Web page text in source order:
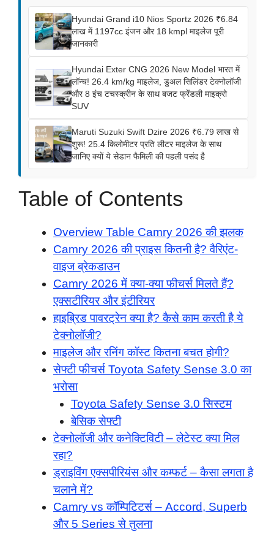
Hyundai Grand i10 Nios Sportz 2026 ₹6.84
लाख में 1197cc इंजन और 18 kmpl माइलेज पूरी
जानकारी
Hyundai Exter CNG 2026 New Model भारत में
लॉन्च! 26.4 km/kg माइलेज, डुअल सिलिंडर टेक्नोलॉजी
और 8 इंच टचस्क्रीन के साथ बजट फ्रेंडली माइक्रो
SUV
Maruti Suzuki Swift Dzire 2026 ₹6.79 लाख से
शुरू! 25.4 किलोमीटर प्रति लीटर माइलेज के साथ
जानिए क्यों ये सेडान फैमिली की पहली पसंद है
Table of Contents
Overview Table Camry 2026 की झलक
Camry 2026 की प्राइस कितनी है? वैरिएंट-
वाइज ब्रेकडाउन
Camry 2026 में क्या-क्या फीचर्स मिलते हैं?
एक्सटीरियर और इंटीरियर
हाइब्रिड पावरट्रेन क्या है? कैसे काम करती है ये
टेक्नोलॉजी?
माइलेज और रनिंग कॉस्ट कितना बचत होगी?
सेफ्टी फीचर्स Toyota Safety Sense 3.0 का
भरोसा
Toyota Safety Sense 3.0 सिस्टम
बेसिक सेफ्टी
टेक्नोलॉजी और कनेक्टिविटी – लेटेस्ट क्या मिल
रहा?
ड्राइविंग एक्सपीरियंस और कम्फर्ट – कैसा लगता है
चलाने में?
Camry vs कॉम्पिटिटर्स – Accord, Superb
और 5 Series से तुलना